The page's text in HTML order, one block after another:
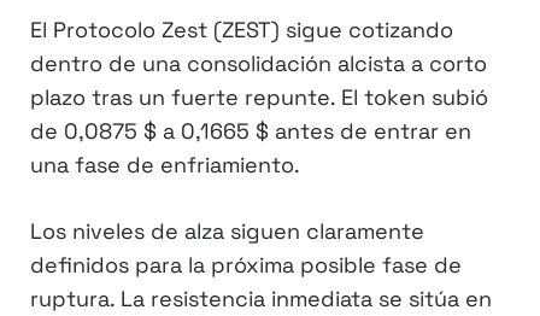
El Protocolo Zest (ZEST) sigue cotizando
dentro de una consolidación alcista a corto
plazo tras un fuerte repunte. El token subió
de 0,0875 $ a 0,1665 $ antes de entrar en
una fase de enfriamiento.
Los niveles de alza siguen claramente
definidos para la próxima posible fase de
ruptura. La resistencia inmediata se sitúa en